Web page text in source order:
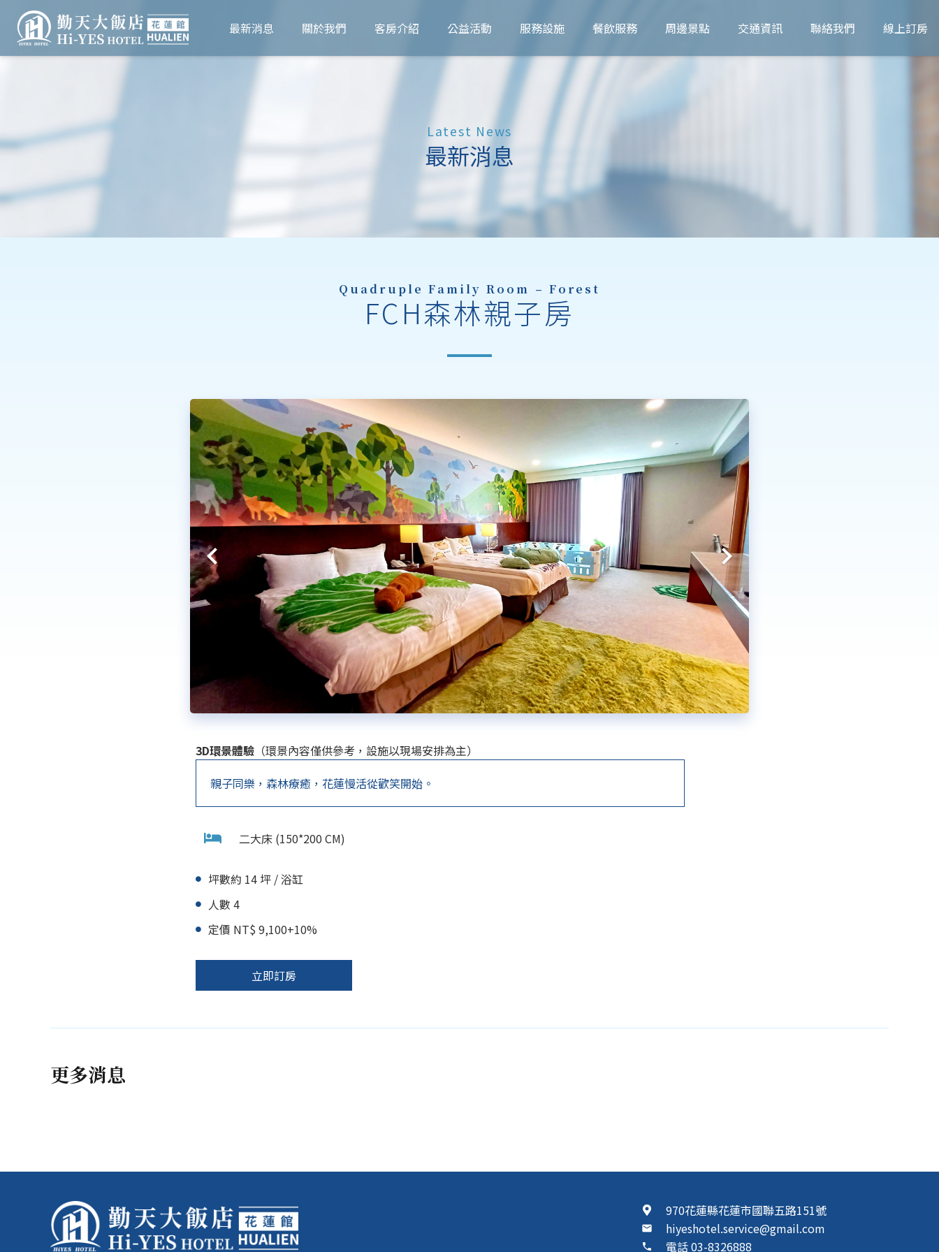
最新消息 關於我們 客房介紹 公益活動 服務設施 餐飲服務 周邊景點 交通資訊 聯絡我們 線上訂房
Latest News
最新消息
Quadruple Family Room – Forest
FCH森林親子房
3D環景體驗（環景內容僅供參考，設施以現場安排為主）
親子同樂，森林療癒，花蓮慢活從歡笑開始。
二大床 (150*200 CM)
坪數約 14 坪 / 浴缸
人數 4
定價 NT$ 9,100+10%
立即訂房
更多消息
970花蓮縣花蓮市國聯五路151號
mail hiyeshotel.service@gmail.com
phone 電話 03-8326888